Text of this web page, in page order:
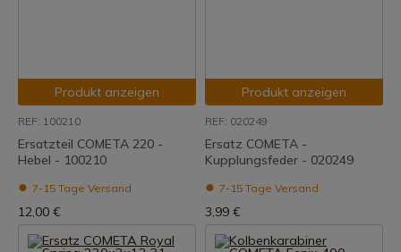
Produkt anzeigen
REF: 100210
Ersatzteil COMETA 220 -
Hebel - 100210
7-15 Tage Versand
12,00 €
Produkt anzeigen
REF: 020249
Ersatz COMETA -
Kupplungsfeder - 020249
7-15 Tage Versand
3,99 €